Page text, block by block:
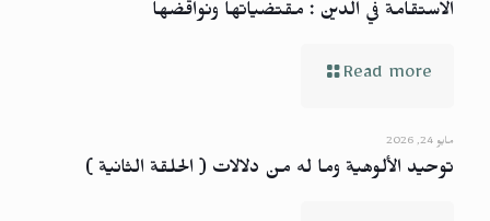
الاستقامة في الدين : مقتضياتها ونواقضها
Read more
مايو 24, 2026
توحيد الألوهية وما له من دلالات ( الحلقة الثانية )